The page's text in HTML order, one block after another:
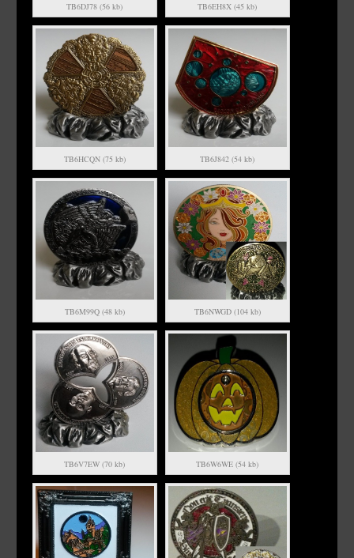
TB6DJ78 (56 kb) TB6EH8X (45 kb)
TB6HCQN (75 kb) TB6J842 (54 kb)
TB6M99Q (48 kb) TB6NWGD (104 kb)
TB6V7EW (70 kb) TB6W6WE (54 kb)